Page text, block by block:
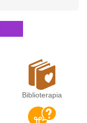
Biblioterapia